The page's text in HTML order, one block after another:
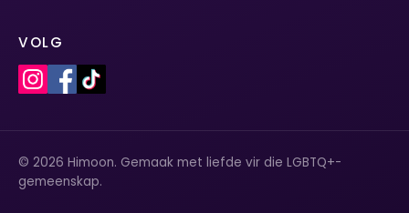
VOLG
© 2026 Himoon. Gemaak met liefde vir die LGBTQ+-
gemeenskap.